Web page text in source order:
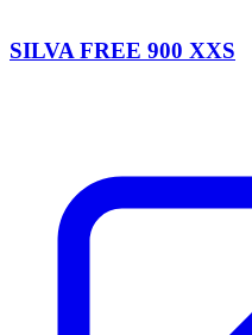
SILVA FREE 900 XXS